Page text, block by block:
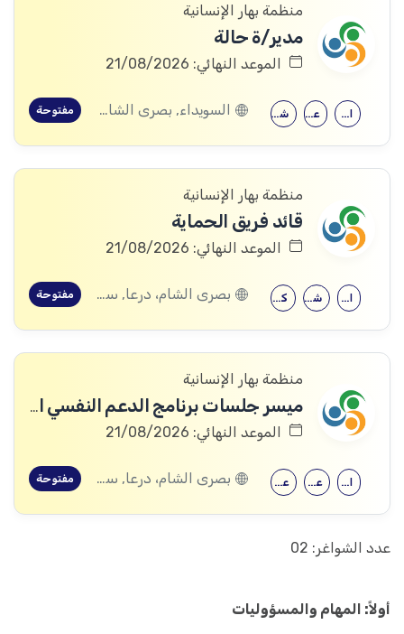
منظمة بهار الإنسانية
مدير/ة حالة
الموعد النهائي: 21/08/2026
شهادة جامعية علم النفس الإرشاد النفسي السويداء, بصرى الشام، درعا, سعسع، ريف دمشق, المسيفرة، درعا, قدسيا، ريف دمشق, قطنا، ريف دمشق, مضايا، ريف دمشق, المزرعة، السويداء, الجيزة، درعا, الديماس، ريف دمشق, سرغايا، ريف دمشق, بيت جن، ريف دمشق, عين الفيجة، ريف دمشق, خربة غزالة، درعا, عش الشجرة، درعا, داعل، درعا, المزيريب، درعا, كوم الباشا، القنيطرة, جباتا الخشب، القنيطرة, ممتنة، القنيطرة, نبع الصخر، القنيطرة, خان أرنبة، القنيطرة, مشناف، السويداء مفتوحة
منظمة بهار الإنسانية
قائد فريق الحماية
الموعد النهائي: 21/08/2026
كلية التربية شهادة معهد الاقتصاد بصرى الشام، درعا, سعسع، ريف دمشق, المسيفرة، درعا, قدسيا، ريف دمشق, قطنا، ريف دمشق, مضايا، ريف دمشق, المزرعة، السويداء, الجيزة، درعا, الديماس، ريف دمشق, سرغايا، ريف دمشق, بيت جن، ريف دمشق, عين الفيجة، ريف دمشق, خربة غزالة، درعا, عش الشجرة، درعا, داعل، درعا, المزيريب، درعا, كوم الباشا، القنيطرة, جباتا الخشب، القنيطرة, ممتنة، القنيطرة, نبع الصخر، القنيطرة, خان أرنبة، القنيطرة, مشناف، السويداء مفتوحة
منظمة بهار الإنسانية
ميسر جلسات برنامج الدعم النفسي الاجتماعي
الموعد النهائي: 21/08/2026
علم اجتماع علم النفس الحقوق بصرى الشام، درعا, سعسع، ريف دمشق, المسيفرة، درعا, قدسيا، ريف دمشق, قطنا، ريف دمشق, مضايا، ريف دمشق, المزرعة، السويداء, الجيزة، درعا, الديماس، ريف دمشق, سرغايا، ريف دمشق, بيت جن، ريف دمشق, عين الفيجة، ريف دمشق, خربة غزالة، درعا, عش الشجرة، درعا, داعل، درعا, المزيريب، درعا, كوم الباشا، القنيطرة, جباتا الخشب، القنيطرة, ممتنة، القنيطرة, نبع الصخر، القنيطرة, خان أرنبة، القنيطرة, مشناف، السويداء مفتوحة
عدد الشواغر: 02
أولاً: المهام والمسؤوليات